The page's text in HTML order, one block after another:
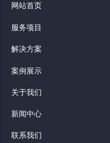
网站首页
服务项目
解决方案
案例展示
关于我们
新闻中心
联系我们